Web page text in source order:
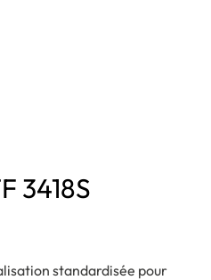
3418S
standardisée pour